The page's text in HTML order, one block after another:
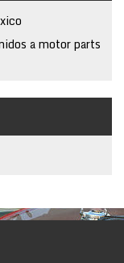
a motor parts